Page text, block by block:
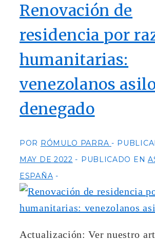
Renovación de
residencia por
humanitarias:
venezolanos
denegado
POR RÓMULO PARRA
MAY DE 2022
PUBLICADO EN
ESPAÑA
Actualización: Ver nuestro